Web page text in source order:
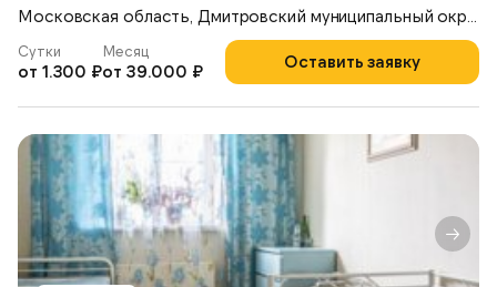
Оставить заявку
Сутки
от 1.300 ₽
Месяц
от 39.000 ₽